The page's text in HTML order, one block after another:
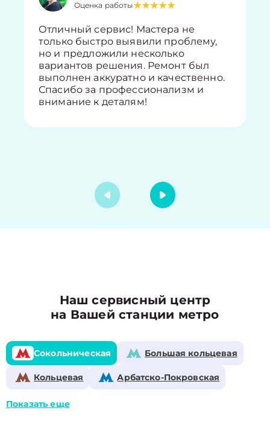
Оценка работы
Отличный сервис! Мастера не
только быстро выявили проблему,
но и предложили несколько
вариантов решения. Ремонт был
выполнен аккуратно и качественно.
Спасибо за профессионализм и
внимание к деталям!
Наш сервисный центр
на Вашей станции метро
Сокольническая Большая кольцевая
Кольцевая Арбатско-Покровская
Показать еще